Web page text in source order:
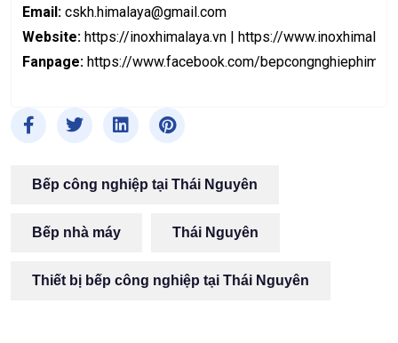
Email: cskh.himalaya@gmail.com
Website: https://inoxhimalaya.vn | https://
Fanpage: https://www.facebook.com/
Bếp công nghiệp tại Thái Nguyên
Bếp nhà máy Thái Nguyên
Thiết bị bếp công nghiệp tại Thái Nguyên